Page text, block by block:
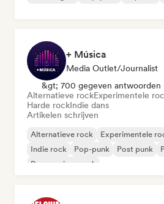
+ Música
Media Outlet/Journalist
&gt; 700 gegeven antwoorden
Alternatieve rockExperimentele
Harde rockIndie dans
Artikelen schrijven
Alternatieve rock Experimentele
Indie rock
Pop-punk Post punk
Progressieve rock